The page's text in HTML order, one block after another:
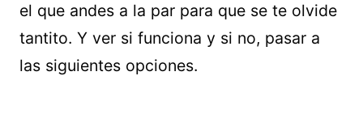
el que andes a la par para que se te olvide
tantito. Y ver si funciona y si no, pasar a
las siguientes opciones.